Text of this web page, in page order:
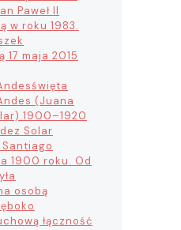
Paweł II
w roku 1983.
17 maja 2015
święta
(Juana
1900–1920
Solar
Santiago
1900 roku. Od
osobą
łączność